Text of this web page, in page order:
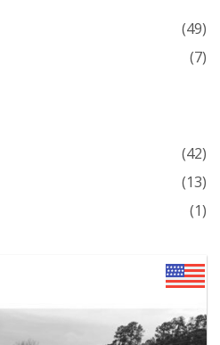
(49)
(7)
(42)
(13)
(1)